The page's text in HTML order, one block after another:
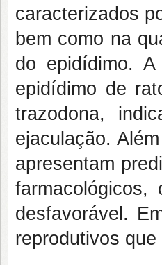
caracterizados
bem como na
do epidídimo.
epidídimo de
trazodona,
ejaculação.
apresentam
desfavorável.
reprodutivos